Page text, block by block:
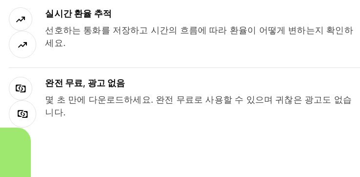
실시간 환율 추적
선호하는 통화를 저장하고 시간의 흐름에 따라 환율이 어떻게 변하는지 확인하
세요.
완전 무료, 광고 없음
몇 초 만에 다운로드하세요. 완전 무료로 사용할 수 있으며 귀찮은 광고도 없습
니다.